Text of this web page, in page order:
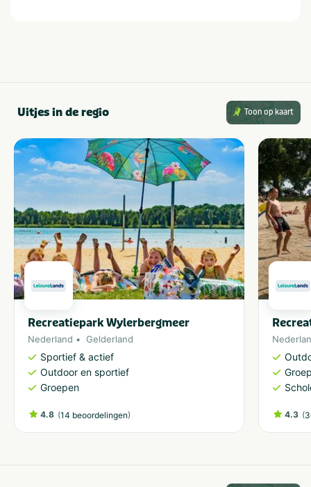
Uitjes in de regio Toon op kaart
Recreatiepark Wylerbergmeer
Nederland Gelderland
Sportief & actief
Outdoor en sportief
Groepen
4.8 (14 beoordelingen) 4.3 (